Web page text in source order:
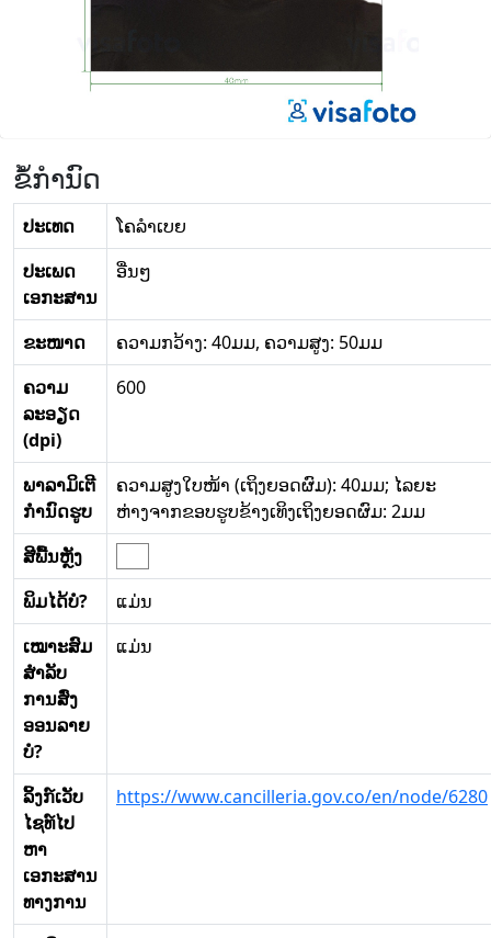
ຂໍ້ກໍານົດ
ປະເທດ
ໂຄລໍາເບຍ
ປະເພດ
ເອກະສານ
ອື່ນໆ
ຂະໜາດ
ຄວາມກວ້າງ: 40ມມ, ຄວາມສູງ: 50ມມ
ຄວາມ
ລະອຽດ
(dpi)
600
ພາລາມິເຕີ
ກໍານົດຮູບ
ຄວາມສູງໃບໜ້າ (ເຖິງຍອດຜົມ): 40ມມ; ໄລຍະ
ຫ່າງຈາກຂອບຮູບຂ້າງເທິງເຖິງຍອດຜົມ: 2ມມ
ສີພື້ນຫຼັງ
ພິມໄດ້ບໍ?
ແມ່ນ
ເໝາະສົມ
ສໍາລັບ
ການສົ່ງ
ອອນລາຍ
ບໍ?
ແມ່ນ
ລິ້ງກ໌ເວັບ
ໄຊທ໌ໄປ
ຫາ
ເອກະສານ
ທາງການ
https://www.cancilleria.gov.co/en/node/6280